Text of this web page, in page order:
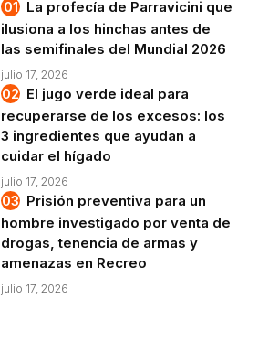
La profecía de Parravicini que
ilusiona a los hinchas antes de
las semifinales del Mundial 2026
julio 17, 2026
El jugo verde ideal para
recuperarse de los excesos: los
3 ingredientes que ayudan a
cuidar el hígado
julio 17, 2026
Prisión preventiva para un
hombre investigado por venta de
drogas, tenencia de armas y
amenazas en Recreo
julio 17, 2026